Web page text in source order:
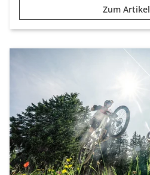
Zum Artikel